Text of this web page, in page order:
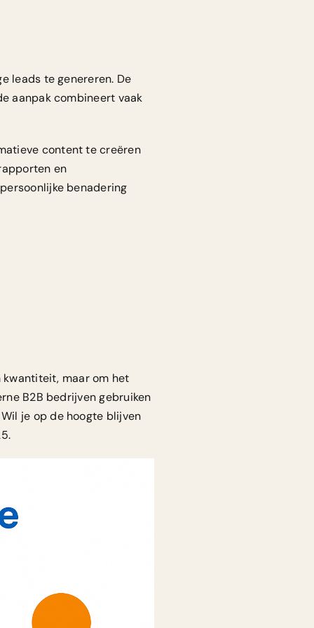
leads te genereren. De
aanpak combineert vaak
content te creëren
en
persoonlijke benadering
kwantiteit, maar om het
B2B bedrijven gebruiken
je op de hoogte blijven
.